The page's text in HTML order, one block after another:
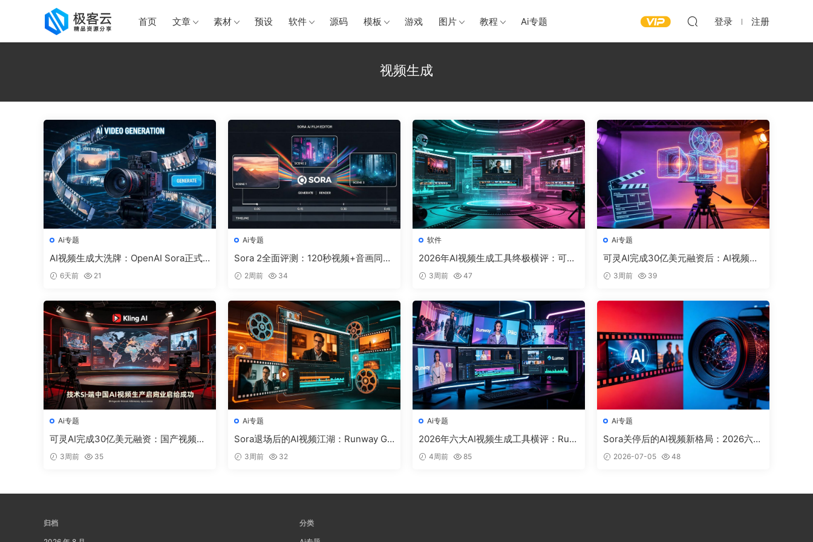
首页 文章 素材 预设 软件 源码 模板 游戏 图片 教程 Ai专题 登录 注册
视频生成
Ai专题
AI视频生成大洗牌：OpenAI Sora正式
退场，Runway Gen-4.5与可灵AI 3.0争
霸2026
6天前 21
Ai专题
Sora 2全面评测：120秒视频+音画同步
+Cameo真人入镜，OpenAI视频模型的
终极进化
2周前 34
软件
2026年AI视频生成工具终极横评：可灵
3.0、Runway Gen-4、Pika 2.5谁最
强？
3周前 47
Ai专题
可灵AI完成30亿美元融资后：AI视频生
成正式进入可控生产力时代
3周前 39
Ai专题
可灵AI完成30亿美元融资：国产视频生
成工具的全球化突围
3周前 35
Ai专题
Sora退场后的AI视频江湖：Runway Ge
n-4.5、可灵3.0、Pika 2.5全面横评
3周前 32
Ai专题
2026年六大AI视频生成工具横评：Run
way Gen-4、可灵3.0、即梦AI、Pika、
Luma、Sora 2.0深度实测
4周前 85
Ai专题
Sora关停后的AI视频新格局：2026六大
工具实测横评与选型指南
2026-07-05 48
归档 分类